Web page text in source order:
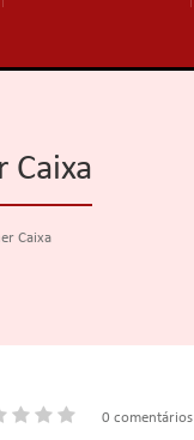
Caixa
Caixa
0 comentários